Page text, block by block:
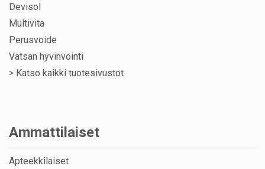
Devisol
Multivita
Perusvoide
Vatsan hyvinvointi
> Katso kaikki tuotesivustot
Ammattilaiset
Apteekkilaiset